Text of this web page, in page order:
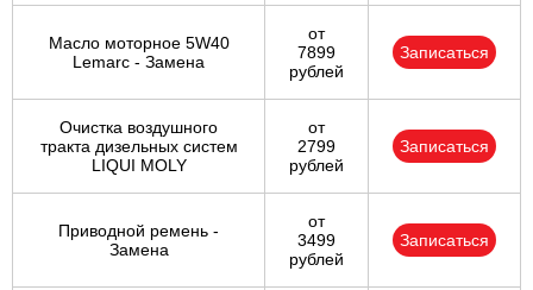
Масло моторное 5W40
Lemarc - Замена
от
7899
рублей
Записаться
Очистка воздушного
тракта дизельных систем
LIQUI MOLY
от
2799
рублей
Записаться
Приводной ремень -
Замена
от
3499
рублей
Записаться